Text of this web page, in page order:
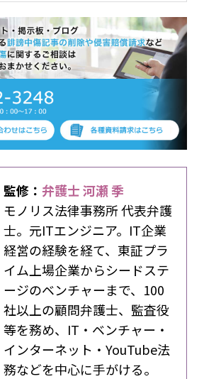
監修：弁護士 河瀬 季
モノリス法律事務所 代表弁護
士。元ITエンジニア。IT企業
経営の経験を経て、東証プラ
イム上場企業からシードステ
ージのベンチャーまで、100
社以上の顧問弁護士、監査役
等を務め、IT・ベンチャー・
インターネット・YouTube法
務などを中心に手がける。